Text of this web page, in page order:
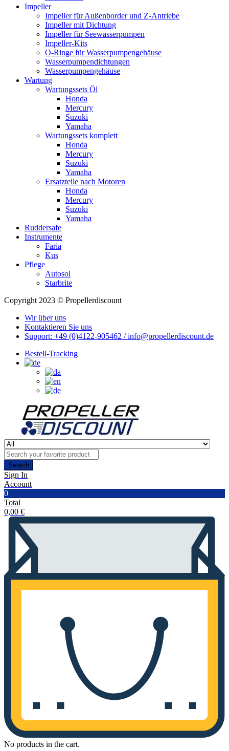
Impeller
Impeller für Außenborder und Z-Antriebe
Impeller mit Dichtung
Impeller für Seewasserpumpen
Impeller-Kits
O-Ringe für Wasserpumpengehäuse
Wasserpumpendichtungen
Wasserpumpengehäuse
Wartung
Wartungssets Öl
Honda
Mercury
Suzuki
Yamaha
Wartungssets komplett
Honda
Mercury
Suzuki
Yamaha
Ersatzteile nach Motoren
Honda
Mercury
Suzuki
Yamaha
Ruddersafe
Instrumente
Faria
Kus
Pflege
Autosol
Starbrite
Copyright 2023 © Propellerdiscount
Wir über uns
Kontaktieren Sie uns
Support: +49 (0)4122-905462 / info@propellerdiscount.de
Bestell-Tracking
Search
Sign In
Account
0
Total
0,00 €
No products in the cart.